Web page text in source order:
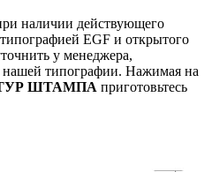
наличии действующего
EGF и открытого
у менеджера,
типографии. Нажимая на
ШТАМПА приготовьтесь